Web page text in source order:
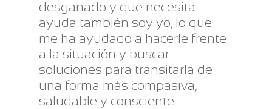
desganado y que necesita
ayuda también soy yo, lo que
me ha ayudado a hacerle frente
a la situación y buscar
soluciones para transitarla de
una forma más compasiva,
saludable y consciente.